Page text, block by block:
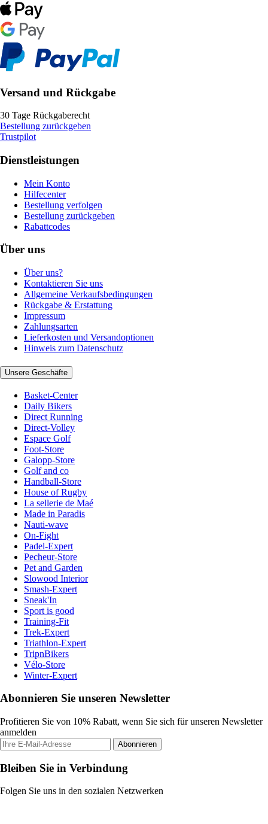
Versand und Rückgabe
30 Tage Rückgaberecht
Bestellung zurückgeben
Trustpilot
Dienstleistungen
Mein Konto
Hilfecenter
Bestellung verfolgen
Bestellung zurückgeben
Rabattcodes
Über uns
Über uns?
Kontaktieren Sie uns
Allgemeine Verkaufsbedingungen
Rückgabe & Erstattung
Impressum
Zahlungsarten
Lieferkosten und Versandoptionen
Hinweis zum Datenschutz
Unsere Geschäfte
Basket-Center
Daily Bikers
Direct Running
Direct-Volley
Espace Golf
Foot-Store
Galopp-Store
Golf and co
Handball-Store
House of Rugby
La sellerie de Maé
Made in Paradis
Nauti-wave
On-Fight
Padel-Expert
Pecheur-Store
Pet and Garden
Slowood Interior
Smash-Expert
Sneak'In
Sport is good
Training-Fit
Trek-Expert
Triathlon-Expert
TripnBikers
Vélo-Store
Winter-Expert
Abonnieren Sie unseren Newsletter
Profitieren Sie von 10% Rabatt, wenn Sie sich für unseren Newsletter
anmelden
Abonnieren
Bleiben Sie in Verbindung
Folgen Sie uns in den sozialen Netzwerken